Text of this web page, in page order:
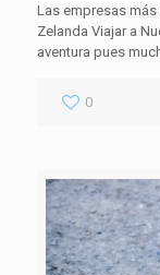
Las empresas
Zelanda Viajar a
aventura pues
0